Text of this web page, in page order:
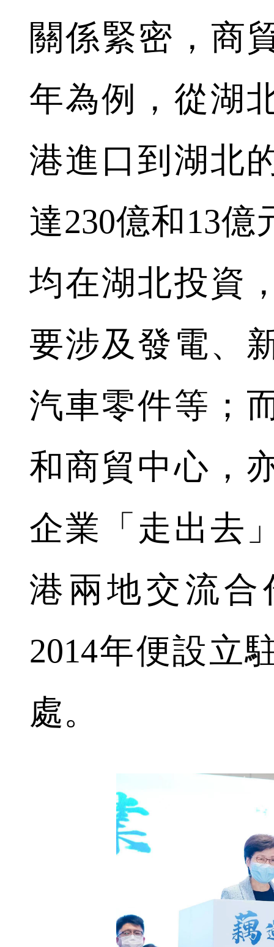
關係緊密，商
年為例，從湖
港進口到湖北
達230億和13
均在湖北投資
要涉及發電、
汽車零件等；
和商貿中心，
企業「走出去
港兩地交流
2014年便設立
處。